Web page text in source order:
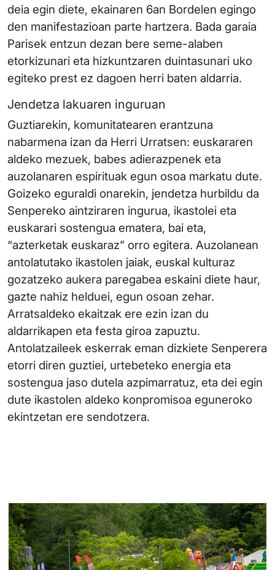
deia egin diete, ekainaren 6an Bordelen egingo
den manifestazioan parte hartzera. Bada garaia
Parisek entzun dezan bere seme-alaben
etorkizunari eta hizkuntzaren duintasunari uko
egiteko prest ez dagoen herri baten aldarria.
Jendetza lakuaren inguruan
Guztiarekin, komunitatearen erantzuna
nabarmena izan da Herri Urratsen: euskararen
aldeko mezuek, babes adierazpenek eta
auzolanaren espirituak egun osoa markatu dute.
Goizeko eguraldi onarekin, jendetza hurbildu da
Senpereko aintziraren ingurua, ikastolei eta
euskarari sostengua ematera, bai eta,
“azterketak euskaraz” orro egitera. Auzolanean
antolatutako ikastolen jaiak, euskal kulturaz
gozatzeko aukera paregabea eskaini diete haur,
gazte nahiz helduei, egun osoan zehar.
Arratsaldeko ekaitzak ere ezin izan du
aldarrikapen eta festa giroa zapuztu.
Antolatzaileek eskerrak eman dizkiete Senperera
etorri diren guztiei, urtebeteko energia eta
sostengua jaso dutela azpimarratuz, eta dei egin
dute ikastolen aldeko konpromisoa eguneroko
ekintzetan ere sendotzera.